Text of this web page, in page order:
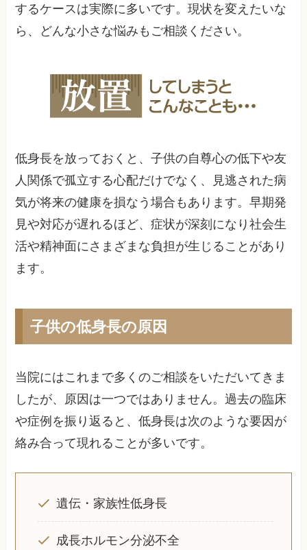
するケースは実際に多いです。現状を変えたいな
ら、どんな小さな悩みもご相談ください。
低身長を放っておくと、子供の自尊心の低下や友
人関係で孤立する心配だけでなく、見逃された病
気が将来の健康を損なう場合もあります。早期発
見や対応が遅れるほど、症状が深刻になり社会生
活や精神面にさまざまな負担が生じることがあり
ます。
子供の低身長の原因
当院にはこれまで多くのご相談をいただいてきま
したが、原因は一つではありません。過去の臨床
や症例を振り返ると、低身長は次のような要因が
絡み合って現れることが多いです。
遺伝・家族性低身長
成長ホルモン分泌不全